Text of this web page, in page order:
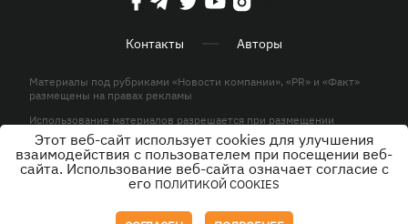
Контакты Авторы
Материалы под рубриками «Новости компании», «PR» и «Факт»
размещены на правах рекламы
Использование материалов разрешается при размещении
активной гиперссылки на KP.UA в первом абзаце.
© ООО «ЮЛАВ МЕДИА»,2026. Все права защищены.
Этот веб-сайт использует cookies для улучшения
взаимодействия с пользователем при посещении веб-
сайта. Использование веб-сайта означает согласие с
его ПОЛИТИКОЙ COOKIES